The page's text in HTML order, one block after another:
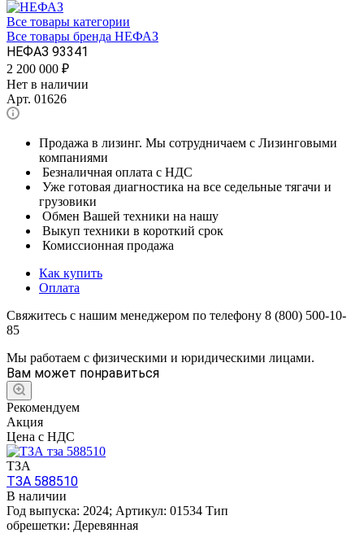
Все товары категории
Все товары бренда НЕФАЗ
НЕФАЗ 93341
2 200 000 ₽
Нет в наличии
Арт. 01626
Продажа в лизинг. Мы сотрудничаем с Лизинговыми
компаниями
Безналичная оплата с НДС
Уже готовая диагностика на все седельные тягачи и
грузовики
Обмен Вашей техники на нашу
Выкуп техники в короткий срок
Комиссионная продажа
Как купить
Оплата
Свяжитесь с нашим менеджером по телефону 8 (800) 500-10-
85
Мы работаем с физическими и юридическими лицами.
Вам может понравиться
Рекомендуем
Акция
Цена с НДС
ТЗА
ТЗА 588510
В наличии
Год выпуска: 2024; Артикул: 01534 Тип
обрешетки: Деревянная